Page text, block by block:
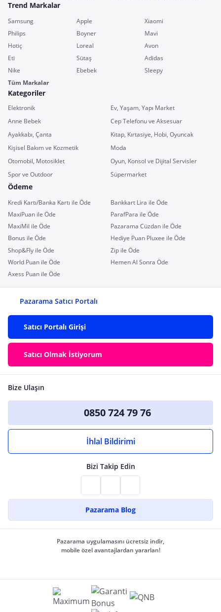
Trend Markalar
Samsung Apple
Xiaomi
Philips
Boyner
Mavi
Hotiç
Loreal
Avon
Eti
Sütaş
Adidas
Nike
Ebebek
Sleepy
Tüm Markalar
Kategoriler
Elektronik
Ev, Yaşam, Yapı Market
Anne Bebek
Cep Telefonu ve Aksesuar
Ayakkabı, Çanta
Kitap, Kırtasiye, Hobi, Oyuncak
Kişisel Bakım ve Kozmetik
Moda
Otomobil, Motosiklet
Oyun, Konsol ve Dijital Servisler
Spor ve Outdoor
Süpermarket
Ödeme
Kredi Kartı/Banka Kartı ile Öde
Bankkart Lira ile Öde
MaxiPuan ile Öde
ParafPara ile Öde
MaxiMil ile Öde
Pazarama Cüzdan ile Öde
Bonus ile Öde
Hediye Puan Pluxee ile Öde
Shop&Fly ile Öde
Zip ile Öde
World Puan ile Öde
Hemen Al Sonra Öde
Axess Puan ile Öde
Pazarama Satıcı Portalı
Satıcı Portalı Girişi
Satıcı Olmak İstiyorum
Bize Ulaşın
0850 724 79 76
İhlal Bildirimi
Bizi Takip Edin
Pazarama Blog
Pazarama uygulamasını ücretsiz indir,
mobile özel avantajlardan yararlan!